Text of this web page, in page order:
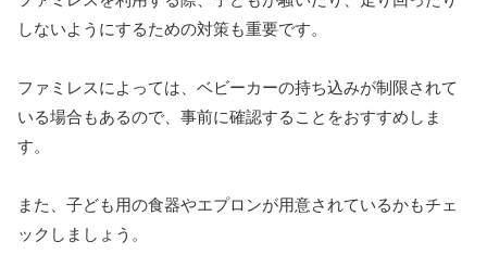
しないようにするための対策も重要です。
ファミレスによっては、ベビーカーの持ち込みが制限されて
いる場合もあるので、事前に確認することをおすすめしま
す。
また、子ども用の食器やエプロンが用意されているかもチェ
ックしましょう。